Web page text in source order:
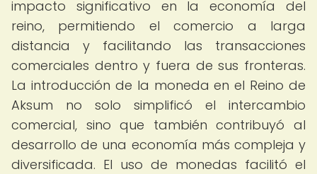
impacto significativo en la economía del
reino, permitiendo el comercio a larga
distancia y facilitando las transacciones
comerciales dentro y fuera de sus fronteras.
La introducción de la moneda en el Reino de
Aksum no solo simplificó el intercambio
comercial, sino que también contribuyó al
desarrollo de una economía más compleja y
diversificada. El uso de monedas facilitó el